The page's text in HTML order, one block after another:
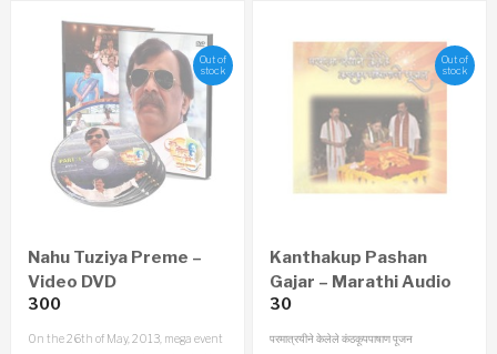
Out of
stock
Nahu Tuziya Preme –
Video DVD
300
On the 26th of May, 2013, mega event
Out of
stock
Kanthakup Pashan
Gajar – Marathi Audio
CD
30
परमात्रयीने केलेले कंठकूपपाषाण पूजन